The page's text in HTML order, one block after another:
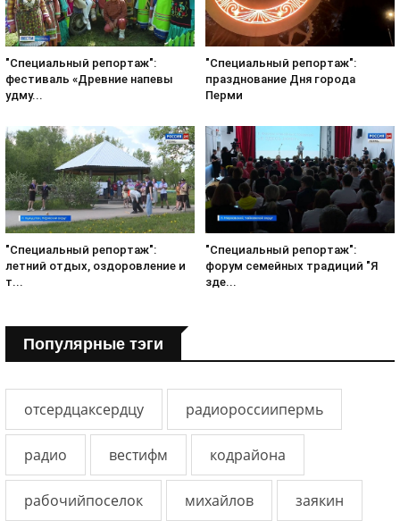
"Специальный репортаж":
фестиваль «Древние напевы
удму...
"Специальный репортаж":
празднование Дня города
Перми
"Специальный репортаж":
летний отдых, оздоровление и
т...
"Специальный репортаж":
форум семейных традиций "Я
зде...
Популярные тэги
отсердцаксердцу радиороссиипермь
радио вестифм кодрайона
рабочийпоселок михайлов заякин